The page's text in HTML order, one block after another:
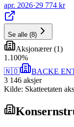
apr. 2026·29 774 kr
Se alle (8)
Aksjonærer(1)
1 .100%
🇳🇴
BACKE
3 146 aksjer
Kilde: Skatteetaten